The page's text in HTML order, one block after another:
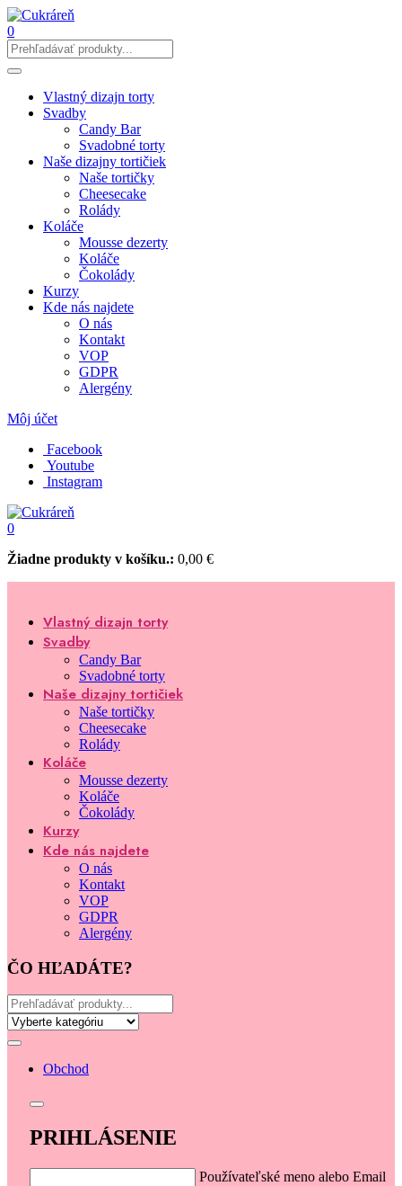
0
Vlastný dizajn torty
Svadby
Candy Bar
Svadobné torty
Naše dizajny tortičiek
Naše tortičky
Cheesecake
Rolády
Koláče
Mousse dezerty
Koláče
Čokolády
Kurzy
Kde nás najdete
O nás
Kontakt
VOP
GDPR
Alergény
Môj účet
Facebook
Youtube
Instagram
0
Žiadne produkty v košíku.: 0,00 €
Vlastný dizajn torty
Svadby
Candy Bar
Svadobné torty
Naše dizajny tortičiek
Naše tortičky
Cheesecake
Rolády
Koláče
Mousse dezerty
Koláče
Čokolády
Kurzy
Kde nás najdete
O nás
Kontakt
VOP
GDPR
Alergény
ČO HĽADÁTE?
Obchod
PRIHLÁSENIE
Používateľské meno alebo Email